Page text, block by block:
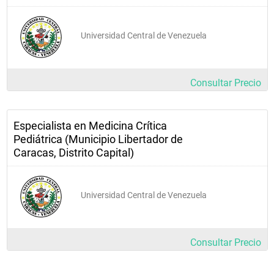
Universidad Central de Venezuela
Consultar Precio
Especialista en Medicina Crítica
Pediátrica (Municipio Libertador de
Caracas, Distrito Capital)
Universidad Central de Venezuela
Consultar Precio